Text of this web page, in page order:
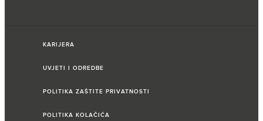
KARIJERA
UVJETI I ODREDBE
POLITIKA ZAŠTITE PRIVATNOSTI
POLITIKA KOLAČIĆA